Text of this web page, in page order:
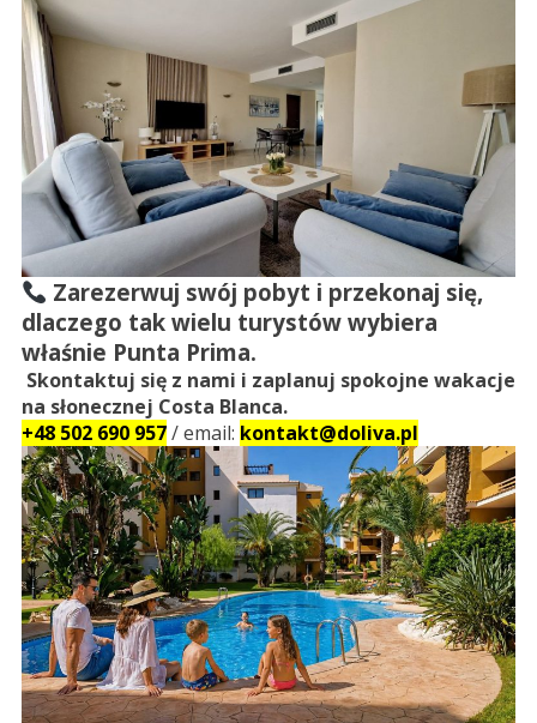
Zarezerwuj swój pobyt i przekonaj się,
dlaczego tak wielu turystów wybiera
właśnie Punta Prima.
Skontaktuj się z nami i zaplanuj spokojne wakacje
na słonecznej Costa Blanca.
+48 502 690 957/ email: kontakt@doliva.pl